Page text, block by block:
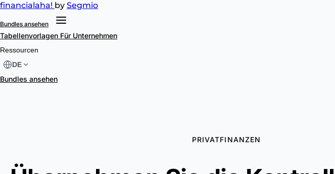
financialaha! by Segmio
Bundles ansehen
Tabellenvorlagen Für Unternehmen
Ressourcen
DE
Bundles ansehen
PRIVATFINANZEN